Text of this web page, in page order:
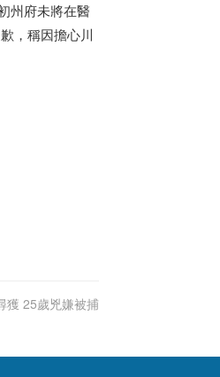
州府未將在醫
，稱因擔心川
獲 25歲兇嫌被捕